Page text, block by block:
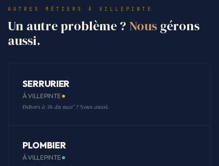
AUTRES MÉTIERS À VILLEPINTE
Un autre problème ? Nous gérons
aussi.
SERRURIER
À VILLEPINTE
Dehors à 3h du mat' ? Nous aussi.
PLOMBIER
À VILLEPINTE